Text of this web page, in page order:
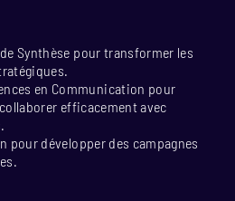
Synthèse pour transformer les
en Communication pour
efficacement avec
pour développer des campagnes